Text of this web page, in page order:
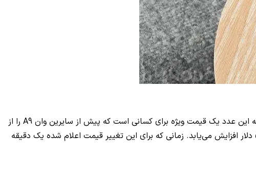
پیش از این تصور می‌شد اچ‌تی‌سی قصد دارد وان A9 را برای همیشه با قیمت ۴۰۰ دلار به فروش برساند، اما به تازگی روشن شده که این عدد یک قیمت ویژه برای کسانی است که پیش از سایرین وان A9 را از
طریق خرده فروشی‌ها یا فروشگاه‌های آنلاین پیش‌خرید می‌کنند. همان‌طور که اشاره شد، پس از گذشت مدتی قیمت وسیله به ۵۰۰ دلار افزایش می‌یابد. زمانی که برای این تغییر قیمت اعلام شده یک دقیقه